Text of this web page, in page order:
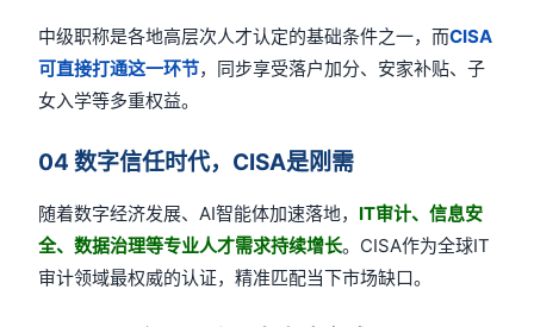
中级职称是各地高层次人才认定的基础条件之一，而CISA
可直接打通这一环节，同步享受落户加分、安家补贴、子
女入学等多重权益。
04 数字信任时代，CISA是刚需
随着数字经济发展、AI智能体加速落地， IT审计、信息安
全、数据治理等专业人才需求持续增长。CISA作为全球IT
审计领域最权威的认证，精准匹配当下市场缺口。